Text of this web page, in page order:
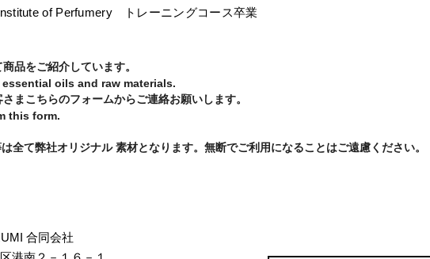
of Perfumery トレーニングコース卒業
品をご紹介しています。
oils and raw materials.
まこちらのフォームからご連絡お願いします。
this form.
全て弊社オリジナル 素材となります。無断でご利用になることはご遠慮ください。
合同会社